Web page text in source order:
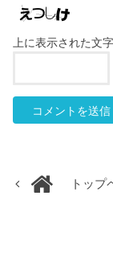
上に表示された文
トップ